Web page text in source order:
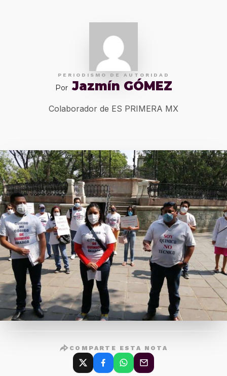
PERIODISMO DE AUTORIDAD
Por Jazmín GÓMEZ
Colaborador de ES PRIMERA MX
COMPARTE ESTA NOTA